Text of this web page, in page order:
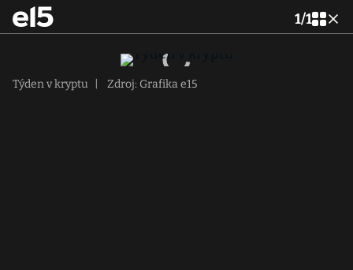
1/1
Týden v kryptu Zdroj: Grafika e15